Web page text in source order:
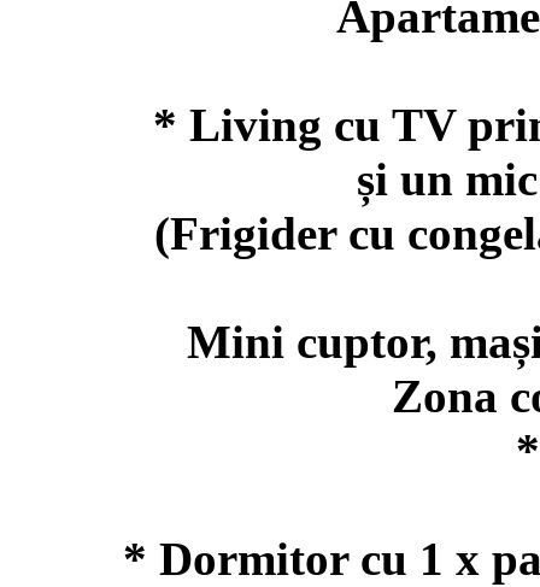
* Living cu TV
și un
(Frigider cu
Mini cuptor,
Zona
* Dormitor cu 1 x